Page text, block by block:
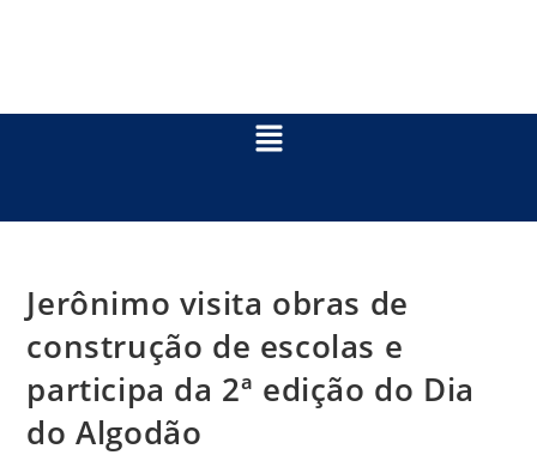
Jerônimo visita obras de
construção de escolas e
participa da 2ª edição do Dia
do Algodão